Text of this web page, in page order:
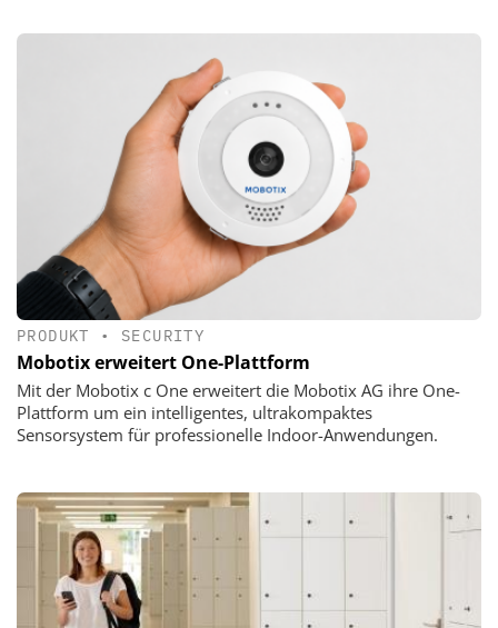
PRODUKT • SECURITY
Mobotix erweitert One-Plattform
Mit der Mobotix c One erweitert die Mobotix AG ihre One-
Plattform um ein intelligentes, ultrakompaktes
Sensorsystem für professionelle Indoor-Anwendungen.